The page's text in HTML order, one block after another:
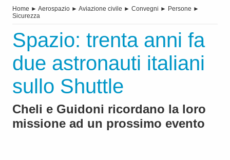
Home ► Aerospazio ► Aviazione civile ► Convegni ► Persone ►
Sicurezza
Spazio: trenta anni fa
due astronauti italiani
sullo Shuttle
Cheli e Guidoni ricordano la loro
missione ad un prossimo evento